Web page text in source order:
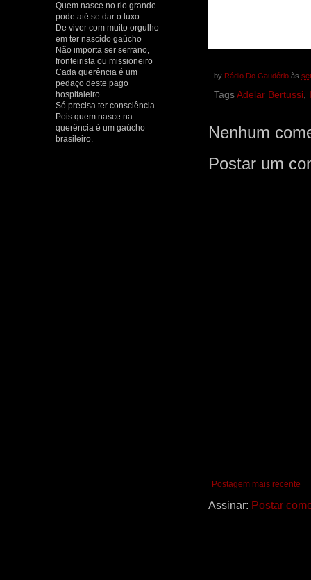
by Rádio Do Gaudério às
TagsAdelar Bertussi
Nenhum
Postar um
Postagem mais recente
Assinar: Postar
Quem nasce no rio grande
pode até se dar o luxo
De viver com muito orgulho
em ter nascido gaúcho
Não importa ser serrano,
fronteirista ou missioneiro
Cada querência é um
pedaço deste pago
hospitaleiro
Só precisa ter consciência
Pois quem nasce na
querência é um gaúcho
brasileiro.